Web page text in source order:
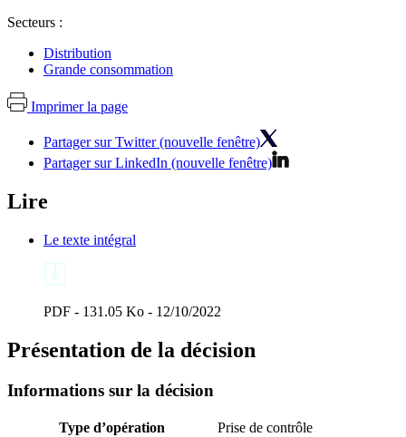
Secteurs :
Distribution
Grande consommation
Imprimer la page
Partager sur Twitter (nouvelle fenêtre)
Partager sur LinkedIn (nouvelle fenêtre)
Lire
Le texte intégral
PDF - 131.05 Ko - 12/10/2022
Présentation de la décision
Informations sur la décision
Type d’opération Prise de contrôle